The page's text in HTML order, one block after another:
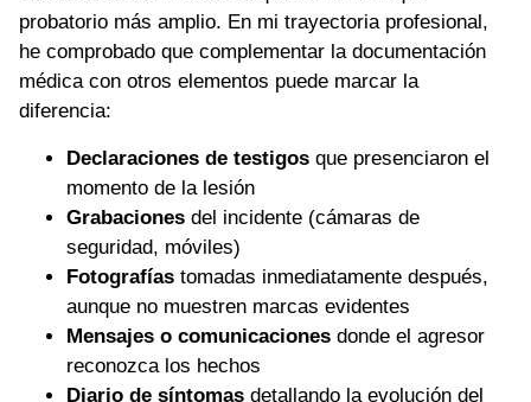
probatorio más amplio. En mi trayectoria profesional,
he comprobado que complementar la documentación
médica con otros elementos puede marcar la
diferencia:
Declaraciones de testigos que presenciaron el
momento de la lesión
Grabaciones del incidente (cámaras de
seguridad, móviles)
Fotografías tomadas inmediatamente después,
aunque no muestren marcas evidentes
Mensajes o comunicaciones donde el agresor
reconozca los hechos
Diario de síntomas detallando la evolución del